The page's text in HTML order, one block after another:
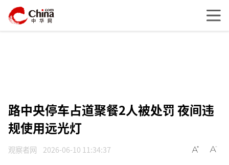
路中央停车占道聚餐2人被处罚 夜间违
规使用远光灯
观察者网 2026-06-10 11:34:37